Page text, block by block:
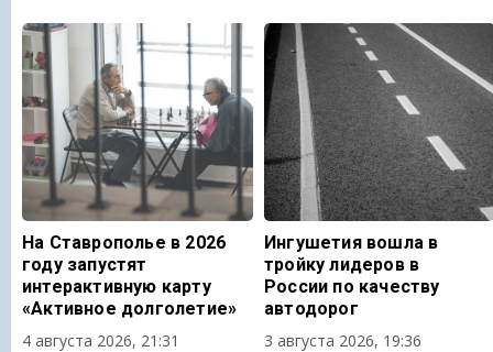
На Ставрополье в 2026
году запустят
интерактивную карту
«Активное долголетие»
4 августа 2026, 21:31
Ингушетия вошла в
тройку лидеров в
России по качеству
автодорог
3 августа 2026, 19:36